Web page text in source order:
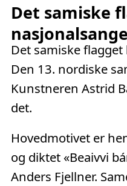
Det samiske
Det samiske
Den 13. nordiske
Kunstneren Astrid
det.
Hovedmotivet er
og diktet «Beaivvi
Anders Fjellner.